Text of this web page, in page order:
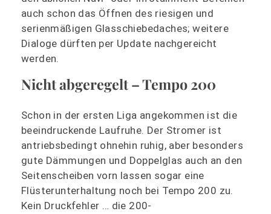
auch schon das Öffnen des riesigen und
serienmäßigen Glasschiebedaches; weitere
Dialoge dürften per Update nachgereicht
werden.
Nicht abgeregelt – Tempo 200
Schon in der ersten Liga angekommen ist die
beeindruckende Laufruhe. Der Stromer ist
antriebsbedingt ohnehin ruhig, aber besonders
gute Dämmungen und Doppelglas auch an den
Seitenscheiben vorn lassen sogar eine
Flüsterunterhaltung noch bei Tempo 200 zu.
Kein Druckfehler … die 200-